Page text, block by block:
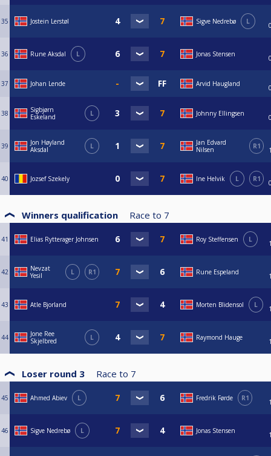
35 Jostein Lerstøl Sigve Nedrebø L
36 Rune Aksdal L Jonas Stensen
37 Johan Lende Arvid Haugland
38
Sigbjørn
Eskeland
L Johnny Ellingsen
39
Jon Høyland
Aksdal
L
Jan Edvard
Nilsen
R1
40 Jozsef Szekely Ine Helvik L R1
Winners qualification Race to 7
41 Elias Rytterager Johnsen Roy Steffensen L
42
Nevzat
Yesil
L R1 Rune Espeland
43 Atle Bjorland Morten Blidensol L
44
Jone Ree
Skjelbred
L Raymond Hauge
Loser round 3 Race to 7
45 Ahmed Abiev L Fredrik Førde R1
46 Sigve Nedrebø L Jonas Stensen